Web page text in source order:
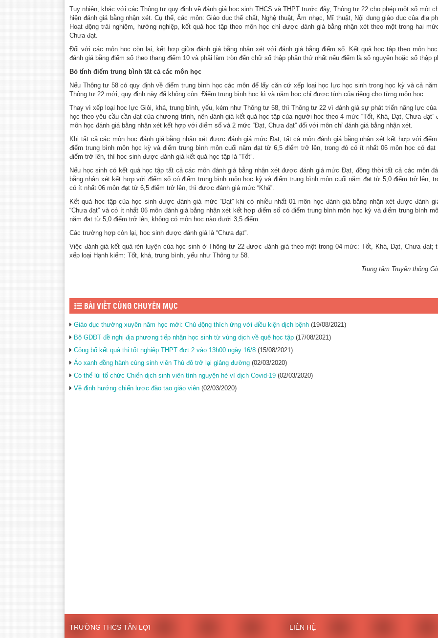
Tuy nhiên, khác với các Thông tư quy định về đánh giá học sinh THCS và THPT trước đây, Thông tư 22 cho phép một số một
hiện đánh giá bằng nhận xét. Cụ thể, các môn: Giáo dục thể chất, Nghệ thuật, Âm nhạc, Mĩ thuật, Nội dung giáo dục của địa
Hoạt động trải nghiệm, hướng nghiệp, kết quả học tập theo môn học chỉ được đánh giá bằng nhận xét theo một trong hai
Chưa đạt.
Đối với các môn học còn lại, kết hợp giữa đánh giá bằng nhận xét với đánh giá bằng điểm số. Kết quả học tập theo môn
đánh giá bằng điểm số theo thang điểm 10 và phải làm tròn đến chữ số thập phân thứ nhất nếu điểm là số nguyên hoặc số thập
Bỏ tính điểm trung bình tất cả các môn học
Nếu Thông tư 58 có quy định về điểm trung bình học các môn để lấy căn cứ xếp loại học lực học sinh trong học kỳ và cả
Thông tư 22 mới, quy định này đã không còn. Điểm trung bình học kì và năm học chỉ được tính của riêng cho từng môn học.
Thay vì xếp loại học lực Giỏi, khá, trung bình, yếu, kém như Thông tư 58, thì Thông tư 22 vì đánh giá sự phát triển năng lực
học theo yêu cầu cần đạt của chương trình, nên đánh giá kết quả học tập của người học theo 4 mức “Tốt, Khá, Đạt, Chưa đạt”
môn học đánh giá bằng nhận xét kết hợp với điểm số và 2 mức “Đạt, Chưa đạt” đối với môn chỉ đánh giá bằng nhận xét.
Khi tất cả các môn học đánh giá bằng nhận xét được đánh giá mức Đạt; tất cả môn đánh giá bằng nhận xét kết hợp với
điểm trung bình môn học kỳ và điểm trung bình môn cuối năm đạt từ 6,5 điểm trở lên, trong đó có ít nhất 06 môn học có
điểm trở lên, thì học sinh được đánh giá kết quả học tập là “Tốt”.
Nếu học sinh có kết quả học tập tất cả các môn đánh giá bằng nhận xét được đánh giá mức Đạt, đồng thời tất cả các môn
bằng nhận xét kết hợp với điểm số có điểm trung bình môn học kỳ và điểm trung bình môn cuối năm đạt từ 5,0 điểm trở lên,
có ít nhất 06 môn đạt từ 6,5 điểm trở lên, thì được đánh giá mức “Khá”.
Kết quả học tập của học sinh được đánh giá mức “Đạt” khi có nhiều nhất 01 môn học đánh giá bằng nhận xét được đánh
“Chưa đạt” và có ít nhất 06 môn đánh giá bằng nhận xét kết hợp điểm số có điểm trung bình môn học kỳ và điểm trung bình
năm đạt từ 5,0 điểm trở lên, không có môn học nào dưới 3,5 điểm.
Các trường hợp còn lại, học sinh được đánh giá là “Chưa đạt”.
Việc đánh giá kết quả rèn luyện của học sinh ở Thông tư 22 được đánh giá theo một trong 04 mức: Tốt, Khá, Đạt, Chưa đạt;
xếp loại Hạnh kiểm: Tốt, khá, trung bình, yếu như Thông tư 58.
Trung tâm Truyền thông
BÀI VIẾT CÙNG CHUYÊN MỤC
Giáo dục thường xuyên năm học mới: Chủ động thích ứng với điều kiện dịch bệnh (19/08/2021)
Bộ GDĐT đề nghị địa phương tiếp nhận học sinh từ vùng dịch về quê học tập (17/08/2021)
Công bố kết quả thi tốt nghiệp THPT đợt 2 vào 13h00 ngày 16/8 (15/08/2021)
Áo xanh đồng hành cùng sinh viên Thủ đô trở lại giảng đường (02/03/2020)
Có thể lùi tổ chức Chiến dịch sinh viên tình nguyện hè vì dịch Covid-19 (02/03/2020)
Về định hướng chiến lược đào tạo giáo viên (02/03/2020)
TRƯỜNG THCS TÂN LỢI LIÊN HỆ